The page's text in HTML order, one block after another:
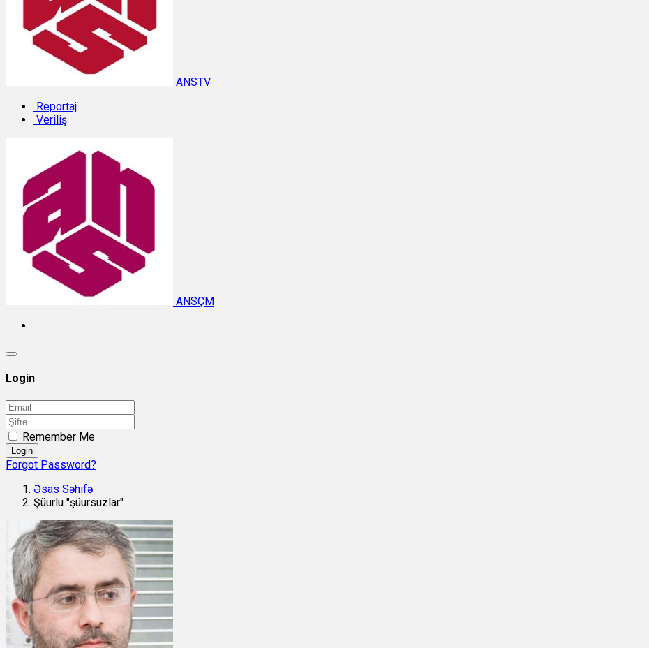
ANSTV
Reportaj
Veriliş
ANSÇM
Login
Remember Me
Login
Forgot Password?
Əsas Səhifə
Şüurlu "şüursuzlar"